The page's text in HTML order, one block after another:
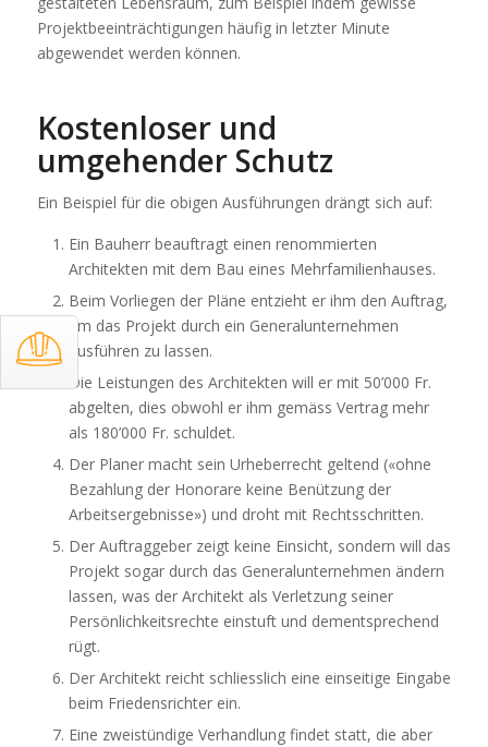
Projektbeeinträchtigungen häufig in letzter Minute
abgewendet werden können.
Kostenloser und
umgehender Schutz
Ein Beispiel für die obigen Ausführungen drängt sich auf:
Ein Bauherr beauftragt einen renommierten
Architekten mit dem Bau eines Mehrfamilienhauses.
Beim Vorliegen der Pläne entzieht er ihm den Auftrag,
um das Projekt durch ein Generalunternehmen
ausführen zu lassen.
Die Leistungen des Architekten will er mit 50’000 Fr.
abgelten, dies obwohl er ihm gemäss Vertrag mehr
als 180’000 Fr. schuldet.
Der Planer macht sein Urheberrecht geltend («ohne
Bezahlung der Honorare keine Benützung der
Arbeitsergebnisse») und droht mit Rechtsschritten.
Der Auftraggeber zeigt keine Einsicht, sondern will das
Projekt sogar durch das Generalunternehmen ändern
lassen, was der Architekt als Verletzung seiner
Persönlichkeitsrechte einstuft und dementsprechend
rügt.
Der Architekt reicht schliesslich eine einseitige Eingabe
beim Friedensrichter ein.
Eine zweistündige Verhandlung findet statt, die aber